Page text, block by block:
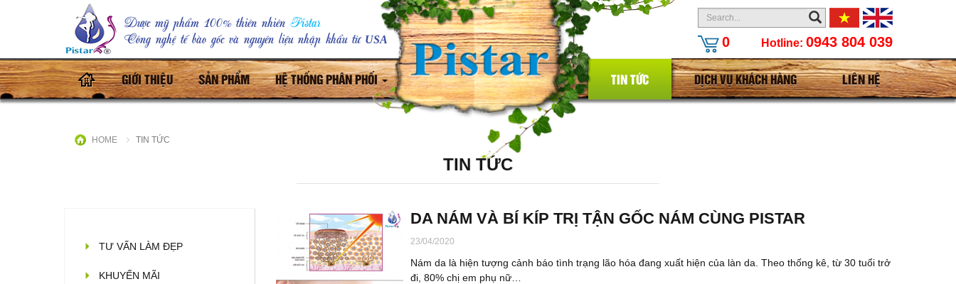
Dược mỹ phẩm 100% thiên nhiên Pistar
Công nghệ tế bào gốc và nguyên liệu nhập khẩu từ USA 0 Hotline: 0943 804 039
(CURRENT)GIỚI THIỆU SẢN PHẨM HỆ THỐNG PHÂN PHỐI TIN TỨC DỊCH VỤ KHÁCH HÀNG LIÊN HỆ
HOME TIN TỨC
TIN TỨC
DA NÁM VÀ BÍ KÍP TRỊ TẬN GỐC NÁM CÙNG PISTAR
23/04/2020
Nám da là hiện tượng cảnh báo tình trạng lão hóa đang xuất hiện của làn da. Theo thống kê, từ 30 tuổi trở
đi, 80% chị em phụ nữ…
TƯ VẤN LÀM ĐẸP
KHUYẾN MÃI